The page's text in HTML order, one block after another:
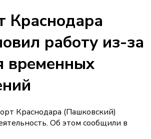
Краснодара
работу из-за
временных
Краснодара (Пашковский)
Об этом сообщили в